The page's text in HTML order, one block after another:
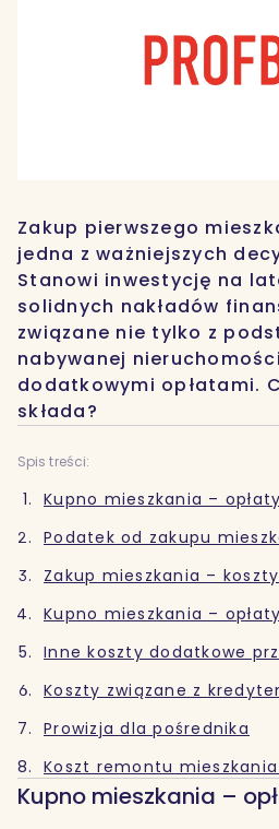
Zakup pierwszego
jedna z ważniejszych
Stanowi inwestycję na
solidnych nakładów
związane nie tylko z
nabywanej
dodatkowymi opłatami.
składa?
Spis treści:
Kupno mieszkania –
Podatek od zakupu
Zakup mieszkania –
Kupno mieszkania –
Inne koszty dodatkowe
Koszty związane z
Prowizja dla pośrednika
Koszt remontu
Kupno mieszkania –